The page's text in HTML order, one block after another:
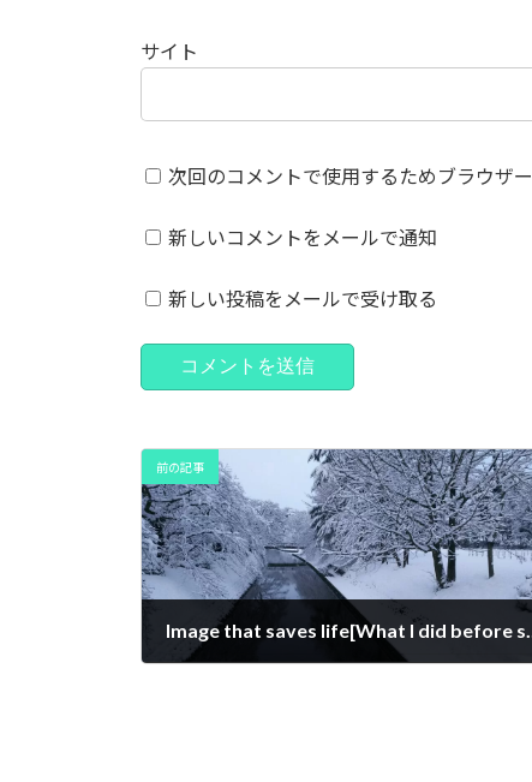
サイト
次回のコメントで使用するためブラウザ
新しいコメントをメールで通知
新しい投稿をメールで受け取る
前の記事
Image that saves